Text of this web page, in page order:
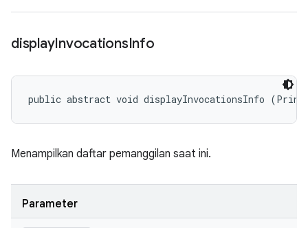
displayInvocationsInfo
public abstract void displayInvocationsInfo
Menampilkan daftar pemanggilan saat ini.
Parameter